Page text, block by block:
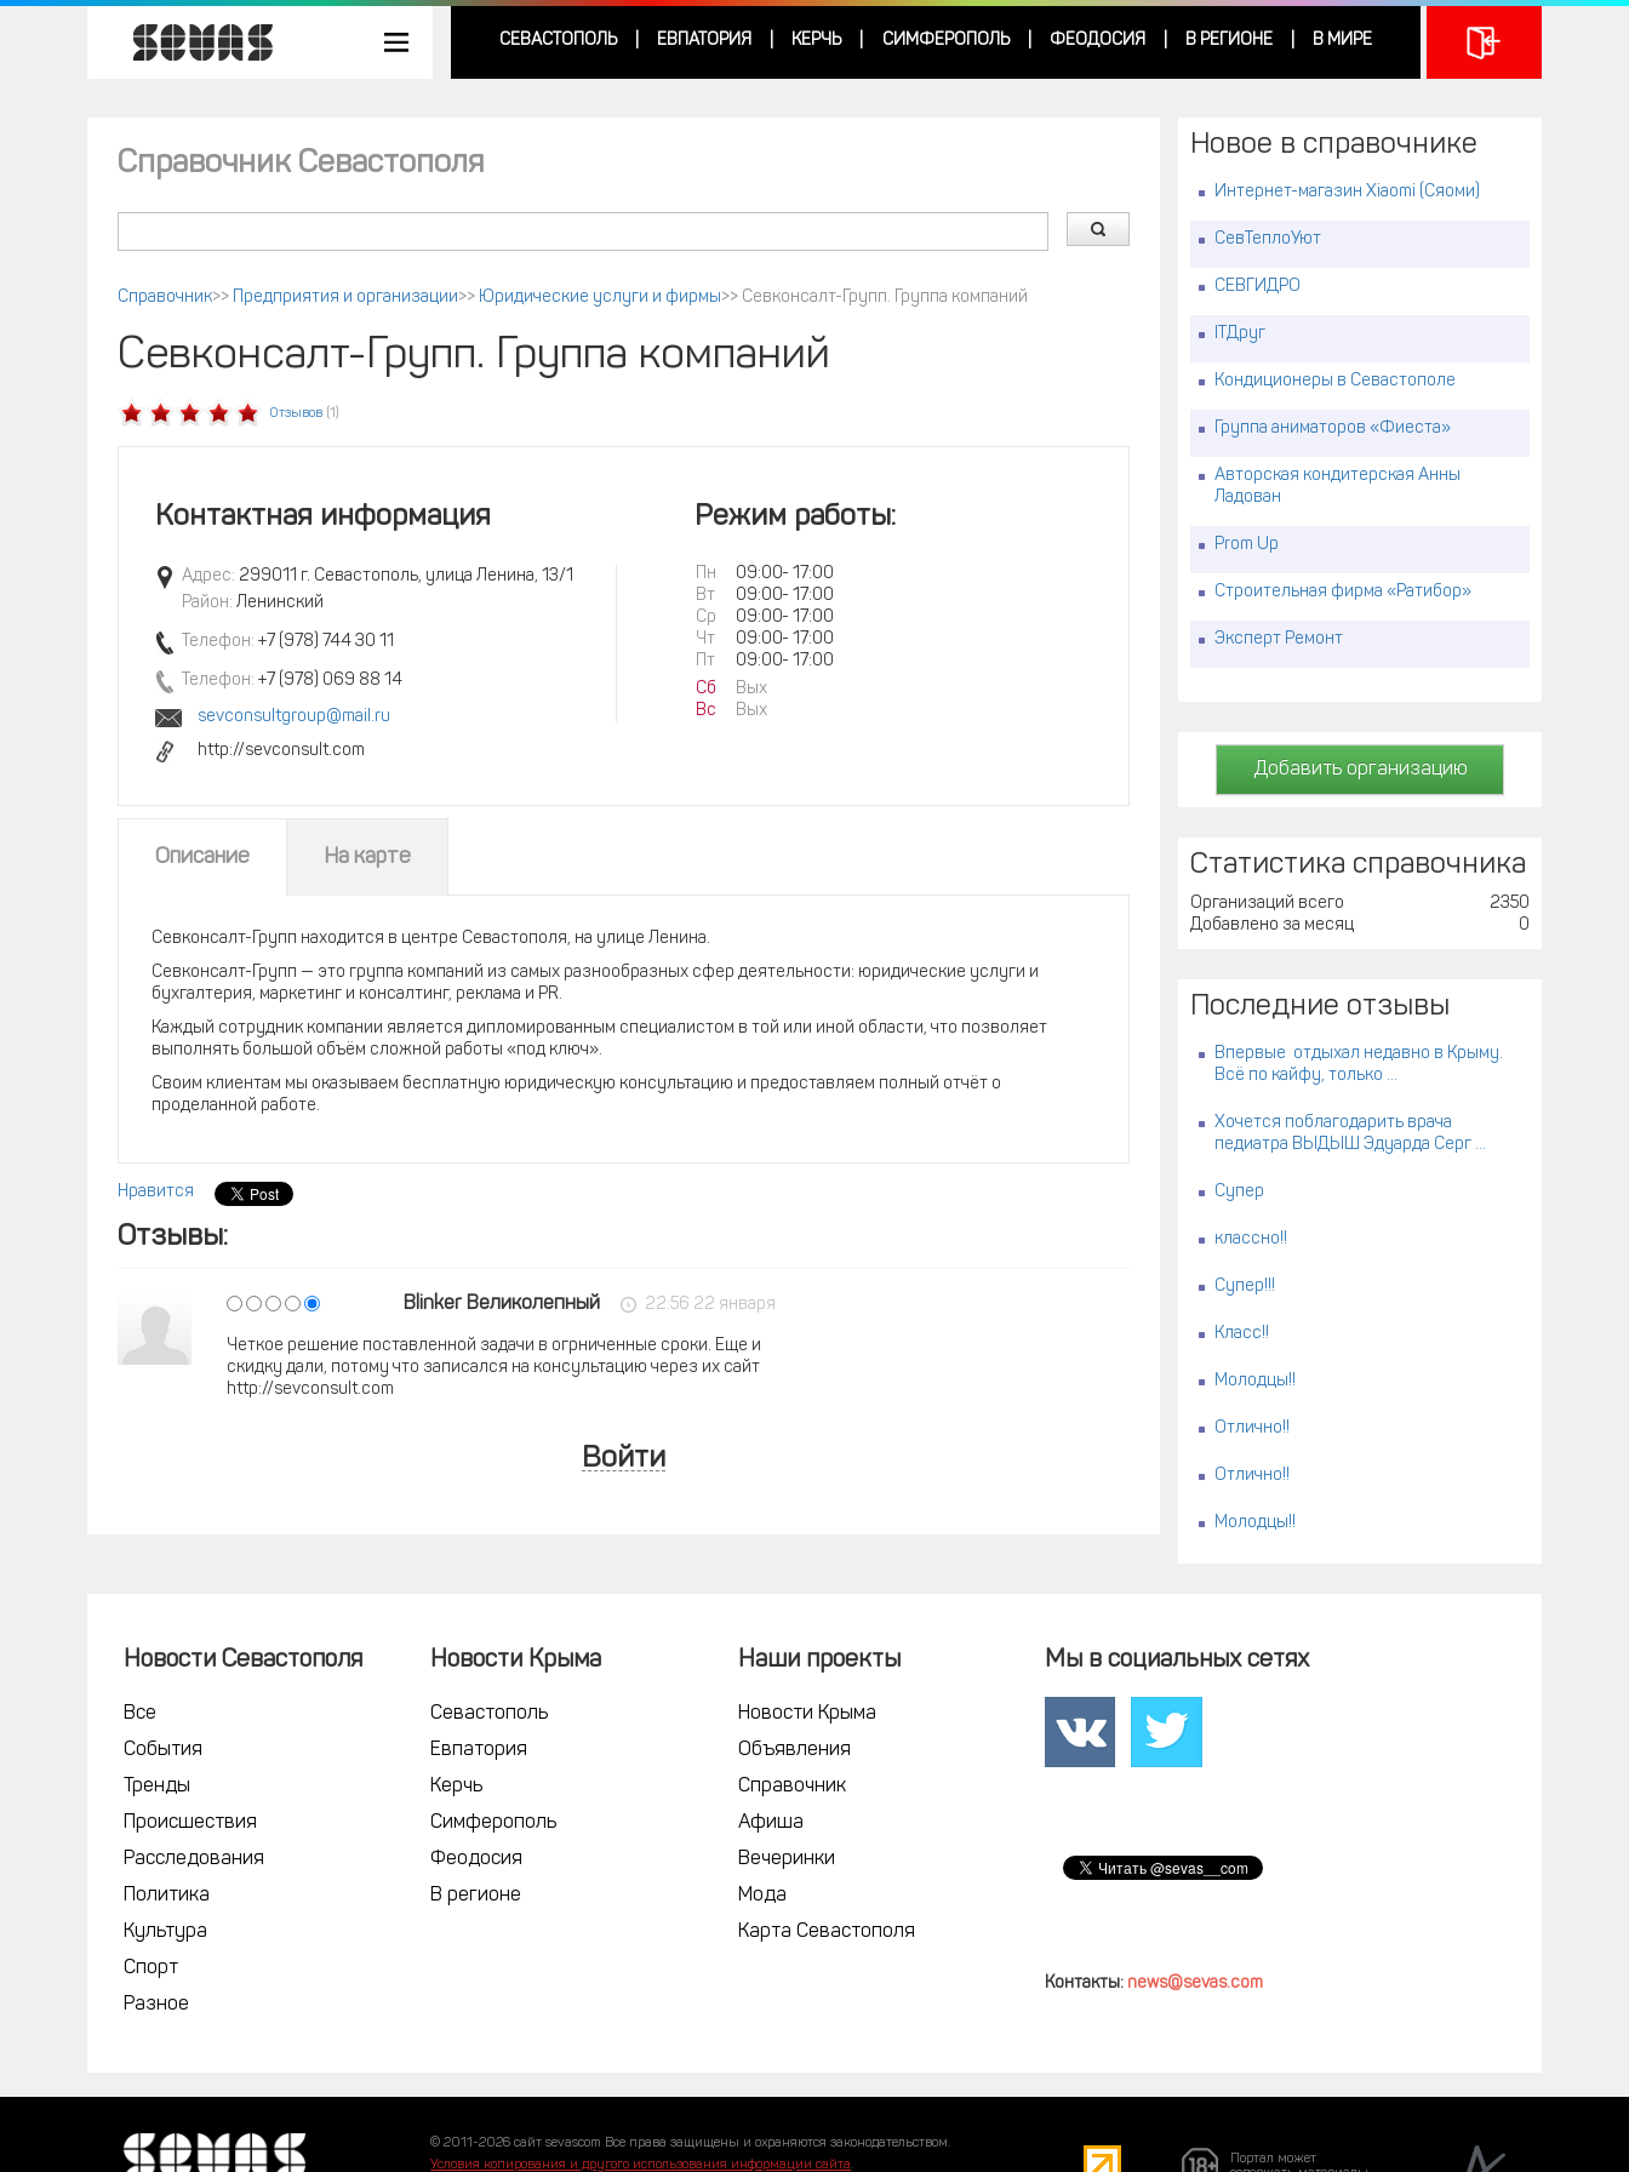
СЕВАСТОПОЛЬ ЕВПАТОРИЯ КЕРЧЬ СИМФЕРОПОЛЬ ФЕОДОСИЯ В РЕГИОНЕ В МИРЕ
Справочник Севастополя
Справочник>> Предприятия и организации>> Юридические услуги и фирмы>> Севконсалт-Групп. Группа компаний
Севконсалт-Групп. Группа компаний
Отзывов (1)
Контактная информация
Адрес: 299011 г. Севастополь, улица Ленина, 13/1
Район: Ленинский
Телефон: +7 (978) 744 30 11
Телефон: +7 (978) 069 88 14
sevconsultgroup@mail.ru
http://sevconsult.com
Режим работы:
Пн 09:00- 17:00
Вт
09:00- 17:00
Ср
09:00- 17:00
Чт
09:00- 17:00
Пт
09:00- 17:00
Сб
Вых
Вс
Вых
Описание На карте
Севконсалт-Групп находится в центре Севастополя, на улице Ленина.
Севконсалт-Групп — это группа компаний из самых разнообразных сфер деятельности: юридические услуги и
бухгалтерия, маркетинг и консалтинг, реклама и PR.
Каждый сотрудник компании является дипломированным специалистом в той или иной области, что позволяет
выполнять большой объём сложной работы «под ключ».
Своим клиентам мы оказываем бесплатную юридическую консультацию и предоставляем полный отчёт о
проделанной работе.
Нравится
Отзывы:
Blinker Великолепный 22:56 22 января
Четкое решение поставленной задачи в огрниченные сроки. Еще и
скидку дали, потому что записался на консультацию через их сайт
http://sevconsult.com
Войти
Новое в справочнике
Интернет-магазин Xiaomi (Сяоми)
СевТеплоУют
СЕВГИДРО
ITДруг
Кондиционеры в Севастополе
Группа аниматоров «Фиеста»
Авторская кондитерская Анны
Ладован
Prom Up
Строительная фирма «Ратибор»
Эксперт Ремонт
Добавить организацию
Статистика справочника
2350
Организаций всего
0
Добавлено за месяц
Последние отзывы
Впервые отдыхал недавно в Крыму.
Всё по кайфу, только ...
Хочется поблагодарить врача
педиатра ВЫДЫШ Эдуарда Серг ...
Супер
классно!!
Супер!!!
Класс!!
Молодцы!!
Отлично!!
Отлично!!
Молодцы!!
Новости Севастополя
Все
События
Тренды
Происшествия
Расследования
Политика
Культура
Спорт
Разное
Новости Крыма
Севастополь
Евпатория
Керчь
Симферополь
Феодосия
В регионе
Наши проекты
Новости Крыма
Объявления
Справочник
Афиша
Вечеринки
Мода
Карта Севастополя
Мы в социальных сетях
Контакты: news@sevas.com
© 2011-2026 сайт sevascom Все права защищены и охраняются законодательством.
Условия копирования и другого использования информации сайта.
Портал может